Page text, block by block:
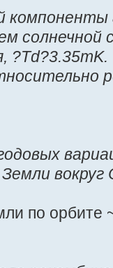
вокруг
по орбите